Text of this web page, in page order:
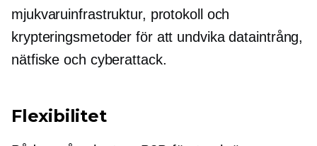
mjukvaruinfrastruktur, protokoll och
krypteringsmetoder för att undvika dataintrång,
nätfiske och cyberattack.
Flexibilitet